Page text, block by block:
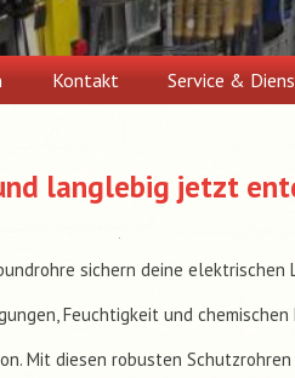
Kontakt Service &
langlebig jetzt
sichern deine elektrischen
Feuchtigkeit und
Mit diesen robusten